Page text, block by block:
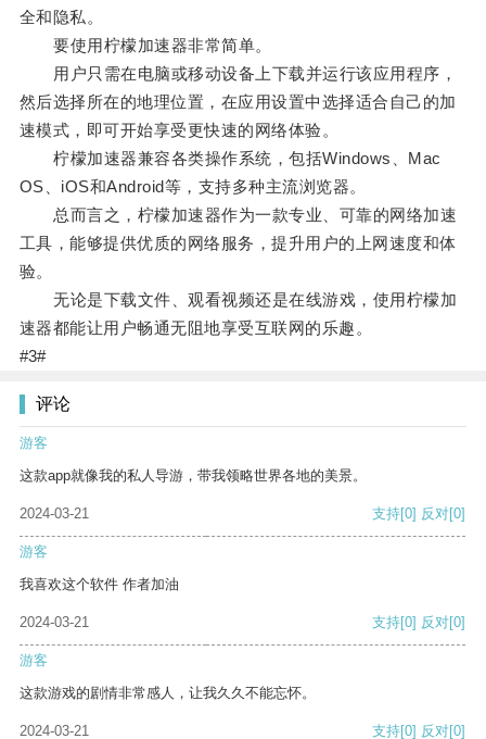
全和隐私。
要使用柠檬加速器非常简单。
用户只需在电脑或移动设备上下载并运行该应用程序，
然后选择所在的地理位置，在应用设置中选择适合自己的加
速模式，即可开始享受更快速的网络体验。
柠檬加速器兼容各类操作系统，包括Windows、Mac
OS、iOS和Android等，支持多种主流浏览器。
总而言之，柠檬加速器作为一款专业、可靠的网络加速
工具，能够提供优质的网络服务，提升用户的上网速度和体
验。
无论是下载文件、观看视频还是在线游戏，使用柠檬加
速器都能让用户畅通无阻地享受互联网的乐趣。
#3#
评论
游客
这款app就像我的私人导游，带我领略世界各地的美景。
2024-03-21 支持[0] 反对[0]
游客
我喜欢这个软件 作者加油
2024-03-21 支持[0] 反对[0]
游客
这款游戏的剧情非常感人，让我久久不能忘怀。
2024-03-21 支持[0] 反对[0]